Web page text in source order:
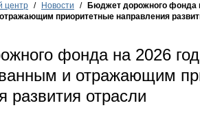
центр / Новости /
Бюджет дорожного фонда
приоритетные направления
фонда на 2026
и отражающим
развития отрасли